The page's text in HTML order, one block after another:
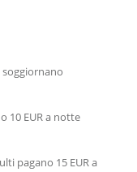
10 EUR a notte
pagano 15 EUR a